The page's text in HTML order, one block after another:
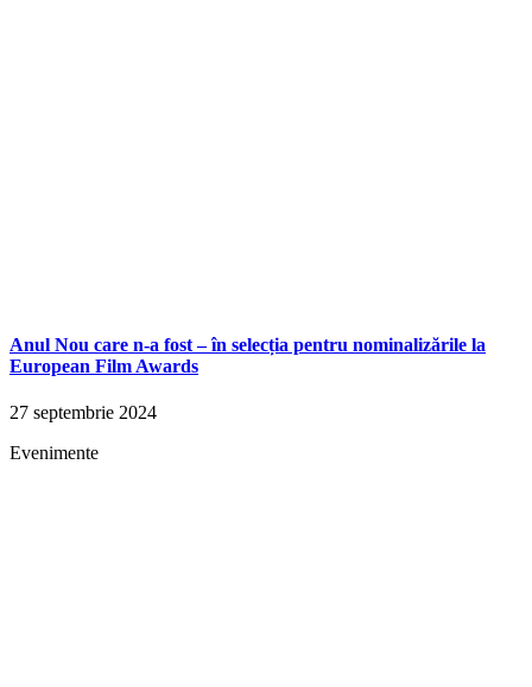
Anul Nou care n-a fost – în selecția pentru nominalizările la
European Film Awards
27 septembrie 2024
Evenimente